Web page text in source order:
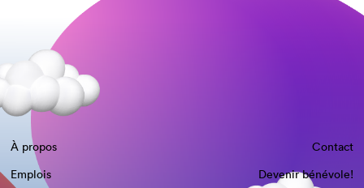
À propos
Contact
Emplois
Devenir bénévole!